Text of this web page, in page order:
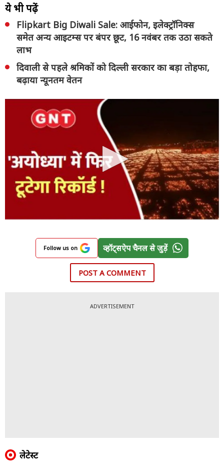
ये भी पढ़ें
Flipkart Big Diwali Sale: आईफोन, इलेक्ट्रॉनिक्स
समेत अन्य आइटम्स पर बंपर छूट, 16 नवंबर तक उठा सकते
लाभ
दिवाली से पहले श्रमिकों को दिल्ली सरकार का बड़ा तोहफा,
बढ़ाया न्यूनतम वेतन
Follow us on व्हॉट्सऐप चैनल से जुड़ें
POST A COMMENT
ADVERTISEMENT
लेटेस्ट